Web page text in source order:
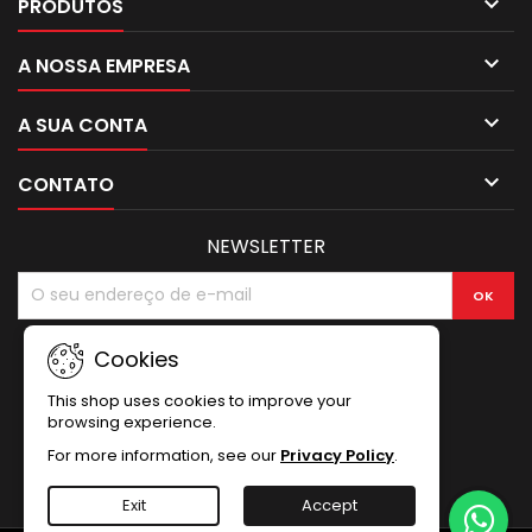
PRODUTOS
A NOSSA EMPRESA 
A SUA CONTA 
CONTATO 
Cookies
This shop uses cookies to improve your
browsing experience.
For more information, see our Privacy Policy.
Exit Accept
NEWSLETTER